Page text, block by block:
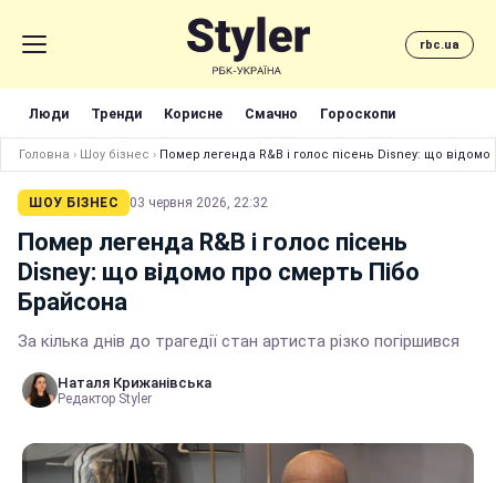
rbc.ua
Люди Тренди Корисне Смачно Гороскопи
Головна › Шоу бізнес › Помер легенда R&B і голос пісень Disney: що
ШОУ БІЗНЕС 03 червня 2026, 22:32
Помер легенда R&B і голос пісень
Disney: що відомо про смерть Пібо
Брайсона
За кілька днів до трагедії стан артиста різко погіршився
Наталя Крижанівська
Редактор Styler